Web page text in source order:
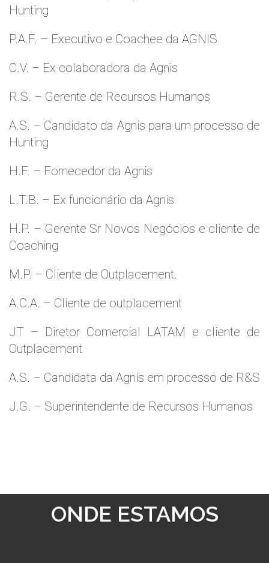
Hunting
P.A.F. – Executivo e Coachee da AGNIS
C.V. – Ex colaboradora da Agnis
R.S. – Gerente de Recursos Humanos
A.S. – Candidato da Agnis para um processo de
Hunting
H.F. – Fornecedor da Agnis
L.T.B. – Ex funcionário da Agnis
H.P. – Gerente Sr Novos Negócios e cliente de
Coaching
M.P. – Cliente de Outplacement.
A.C.A. – Cliente de outplacement
JT – Diretor Comercial LATAM e cliente de
Outplacement
A.S. – Candidata da Agnis em processo de R&S
J.G. – Superintendente de Recursos Humanos
ONDE ESTAMOS